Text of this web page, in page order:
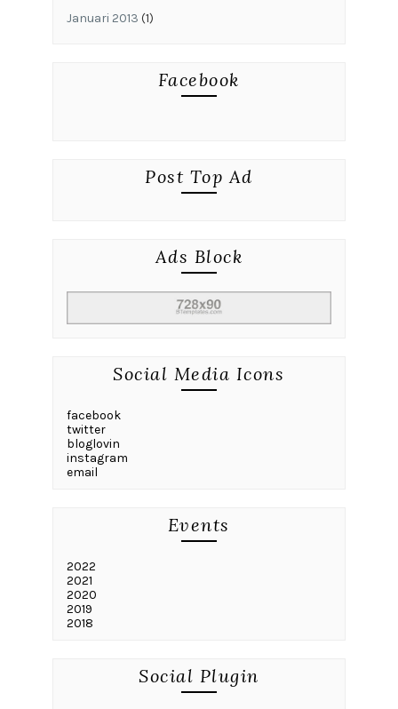
Januari 2013 (1)
Facebook
Post Top Ad
Ads Block
Social Media Icons
facebook
twitter
bloglovin
instagram
email
Events
2022
2021
2020
2019
2018
Social Plugin